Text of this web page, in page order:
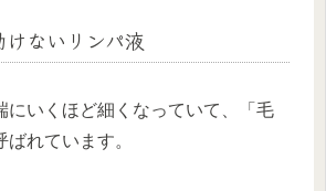
けないリンパ液
にいくほど細くなっていて、「毛
れています。